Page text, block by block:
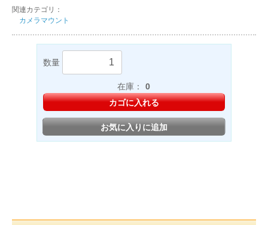
関連カテゴリ：
カメラマウント
数量
在庫：
0
カゴに入れる
お気に入りに追加